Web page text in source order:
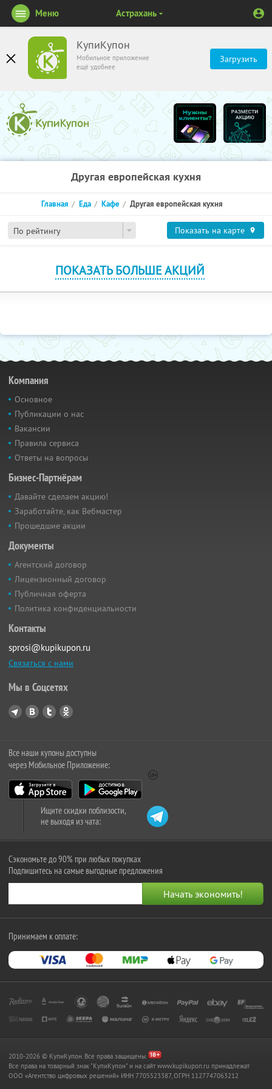
КупиКупон
Мобильное приложение
ещё удобнее
Загрузить
Меню Астрахань
Другая европейская кухня
По рейтингу
Главная Еда Кафе Другая европейская кухня
Показать на карте
ПОКАЗАТЬ БОЛЬШЕ АКЦИЙ
Компания
Основное
Публикации о нас
Вакансии
Правила сервиса
Ответы на вопросы
Бизнес-Партнёрам
Давайте сделаем акцию!
Заработайте, как Вебмастер
Прошедшие акции
Документы
Агентский договор
Лицензионный договор
Публичная оферта
Политика конфиденциальности
Контакты
sprosi@kupikupon.ru
Связаться с нами
Мы в Соцсетях
Все наши купоны доступны
через Мобильное Приложение:
Ищите скидки поблизости,
не выходя из чата:
Сэкономьте до 90% при любых покупках
Подпишитесь на самые выгодные предложения
Принимаем к оплате:
2010-2026 © КупиКупон. Все права защищены.
Все права на товарный знак "КупиКупон" и на сайт www.kupikupon.ru принадлежат
OOO «Агентство цифровых решений» ИНН 7705523387, ОГРН 1127747063212